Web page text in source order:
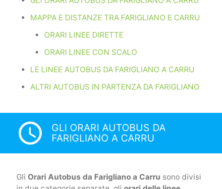
MAPPA E DISTANZE TRA FARIGLIANO E CARRU
ORARI LINEE DIRETTE
ORARI LINEE CON SCALO
LE LINEE AUTOBUS DA FARIGLIANO A CARRU
ALTRI AUTOBUS IN PARTENZA DA FARIGLIANO
access_time
GLI ORARI AUTOBUS DA
FARIGLIANO A CARRU
Gli Orari Autobus da Farigliano a Carru sono divisi